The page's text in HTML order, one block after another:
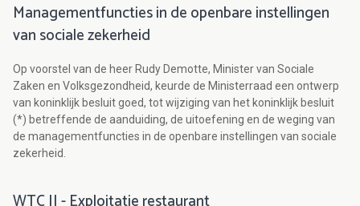
Managementfuncties in de openbare instellingen
van sociale zekerheid
Op voorstel van de heer Rudy Demotte, Minister van Sociale
Zaken en Volksgezondheid, keurde de Ministerraad een ontwerp
van koninklijk besluit goed, tot wijziging van het koninklijk besluit
(*) betreffende de aanduiding, de uitoefening en de weging van
de managementfuncties in de openbare instellingen van sociale
zekerheid.